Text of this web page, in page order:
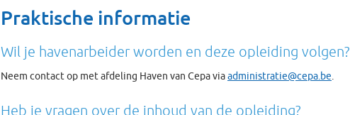
Praktische informatie
Wil je havenarbeider worden en deze opleiding volgen?
Neem contact op met afdeling Haven van Cepa viaadministratie@cepa.be
Heb je vragen over de inhoud van de opleiding?